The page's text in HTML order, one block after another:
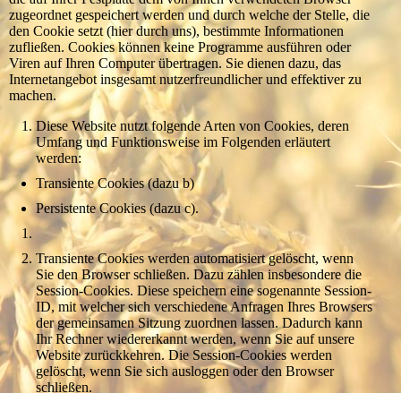
zugeordnet gespeichert werden und durch welche der Stelle, die
den Cookie setzt (hier durch uns), bestimmte Informationen
zufließen. Cookies können keine Programme ausführen oder
Viren auf Ihren Computer übertragen. Sie dienen dazu, das
Internetangebot insgesamt nutzerfreundlicher und effektiver zu
machen.
Diese Website nutzt folgende Arten von Cookies, deren
Umfang und Funktionsweise im Folgenden erläutert
werden:
Transiente Cookies (dazu b)
Persistente Cookies (dazu c).
Transiente Cookies werden automatisiert gelöscht, wenn
Sie den Browser schließen. Dazu zählen insbesondere die
Session-Cookies. Diese speichern eine sogenannte Session-
ID, mit welcher sich verschiedene Anfragen Ihres Browsers
der gemeinsamen Sitzung zuordnen lassen. Dadurch kann
Ihr Rechner wiedererkannt werden, wenn Sie auf unsere
Website zurückkehren. Die Session-Cookies werden
gelöscht, wenn Sie sich ausloggen oder den Browser
schließen.